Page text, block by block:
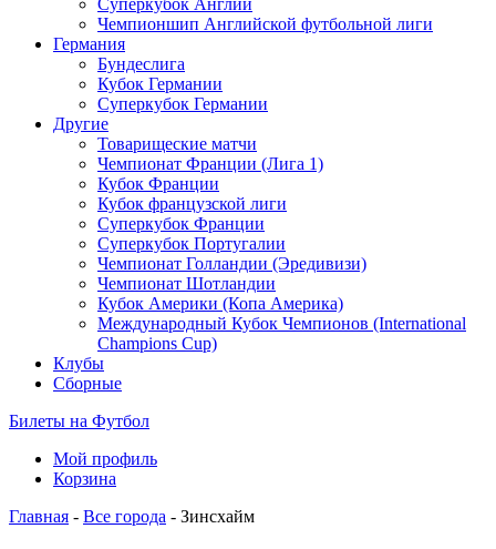
Суперкубок Англии
Чемпионшип Английской футбольной лиги
Германия
Бундеслига
Кубок Германии
Суперкубок Германии
Другие
Товарищеские матчи
Чемпионат Франции (Лига 1)
Кубок Франции
Кубок французской лиги
Суперкубок Франции
Суперкубок Португалии
Чемпионат Голландии (Эредивизи)
Чемпионат Шотландии
Кубок Америки (Копа Америка)
Международный Кубок Чемпионов (International
Champions Cup)
Клубы
Сборные
Билеты на Футбол
Мой профиль
Корзина
Главная - Все города - Зинсхайм